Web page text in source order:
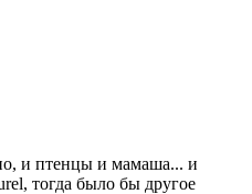
и птенцы и мамаша... и
тогда было бы другое